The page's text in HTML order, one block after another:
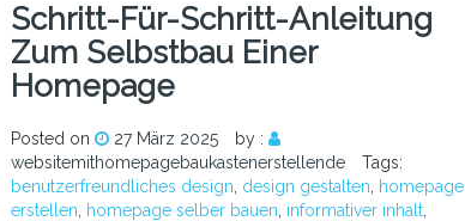
Schritt-Für-Schritt-Anleitung
Zum Selbstbau Einer
Homepage
Posted on 27 März 2025
by :
websitemithomepagebaukastenerstellende
Tags:
benutzerfreundliches design design gestalten
homepage
erstellen
homepage selber bauen informativer inhalt,